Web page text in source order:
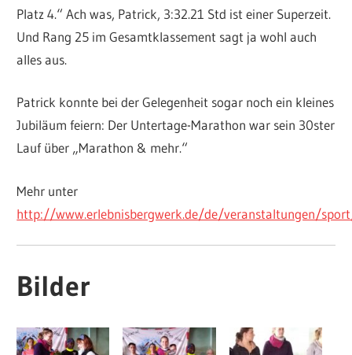
Platz 4.“ Ach was, Patrick, 3:32.21 Std ist einer Superzeit.
Und Rang 25 im Gesamtklassement sagt ja wohl auch
alles aus.
Patrick konnte bei der Gelegenheit sogar noch ein kleines
Jubiläum feiern: Der Untertage-Marathon war sein 30ster
Lauf über „Marathon & mehr.“
Mehr unter
http://www.erlebnisbergwerk.de/de/veranstaltungen/
Bilder